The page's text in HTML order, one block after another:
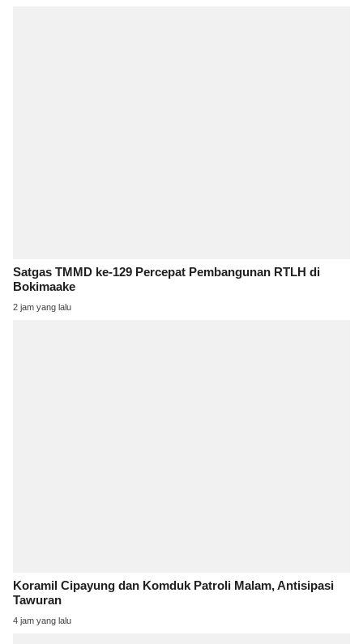
Satgas TMMD ke-129 Percepat Pembangunan RTLH di
Bokimaake
2 jam yang lalu
Koramil Cipayung dan Komduk Patroli Malam, Antisipasi
Tawuran
4 jam yang lalu